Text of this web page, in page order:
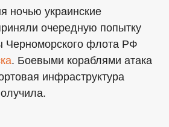
ночью украинские
очередную попытку
Черноморского флота РФ
. Боевыми кораблями атака
инфраструктура